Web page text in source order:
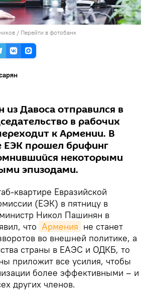
/ Перейти в фотобанк
Давоса отправился в
в рабочих
к Армении. В
ЕЭК прошел брифинг
некоторыми
эпизодами.
квартире Евразийской
(ЕЭК) в пятницу в
Никол Пашинян в
что Армения не станет
во внешней политике, а
страны в ЕАЭС и ОДКБ, то
приложит все усилия, чтобы
более эффективными – и
других членов.